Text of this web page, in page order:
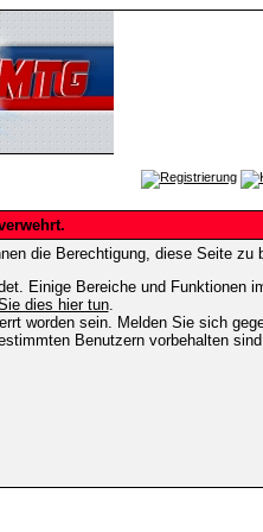
die Berechtigung, diese Seite zu
Einige Bereiche und Funktionen
dies hier tun.
worden sein. Melden Sie sich
Benutzern vorbehalten